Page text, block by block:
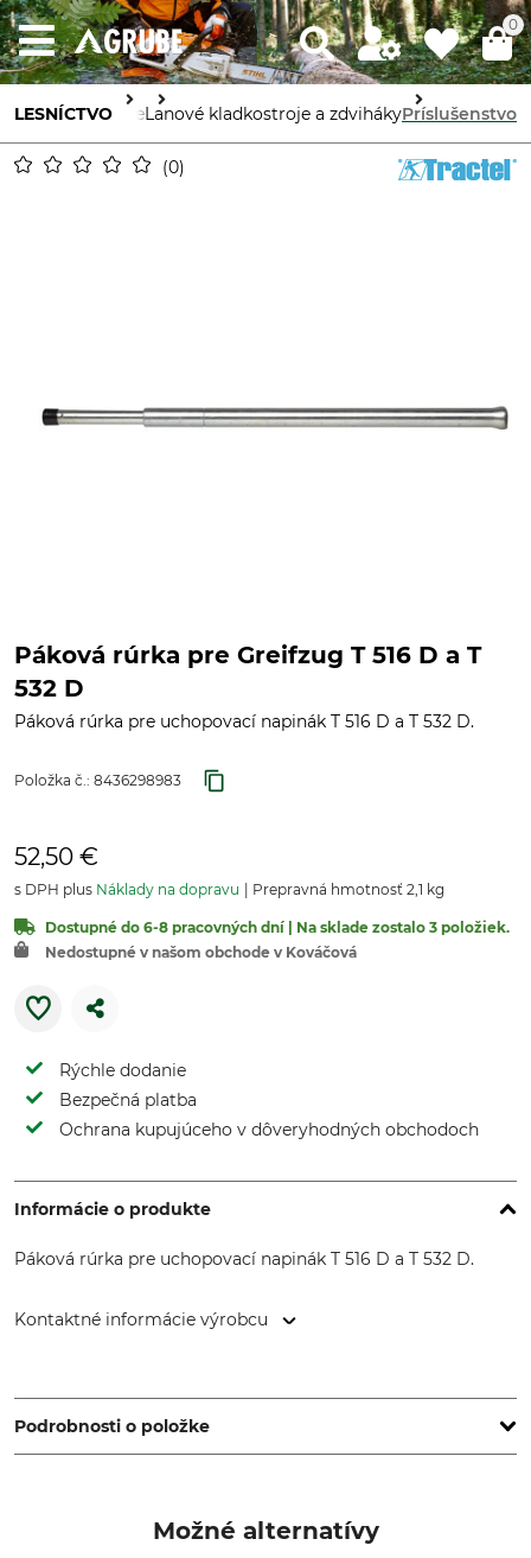
0
LESNÍCTVO
Stroje a prístrojeLanové kladkostroje a zdvihákyPríslušenstvo
0
Páková rúrka pre Greifzug T 516 D a T
532 D
Páková rúrka pre uchopovací napinák T 516 D a T 532 D.
Položka č.: 8436298983
52,50 €
s DPH plus Náklady na dopravu Prepravná hmotnosť 2,1 kg
Dostupné do 6-8 pracovných dní | Na sklade zostalo 3 položiek.
Nedostupné v našom obchode v Kováčová
Rýchle dodanie
Bezpečná platba
Ochrana kupujúceho v dôveryhodných obchodoch
Informácie o produkte
Páková rúrka pre uchopovací napinák T 516 D a T 532 D.
Kontaktné informácie výrobcu
Luxembourg, www.tractel.com
Podrobnosti o položke
Možné alternatívy